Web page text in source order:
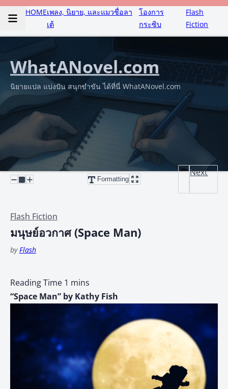
HOMEเพลง, นิยาย, และแมวชื่อลา
เต้
โองการ
กระซิบ
Flash
Fiction
WhatANovel.com
นิยายแปล แบ่งปัน สนุกขำขัน ได้ที่นี่ WhatANovel.com
Formatting
Next
Flash Fiction
มนุษย์อวกาศ (Space Man)
byFlash
“Space Man” by Kathy Fish